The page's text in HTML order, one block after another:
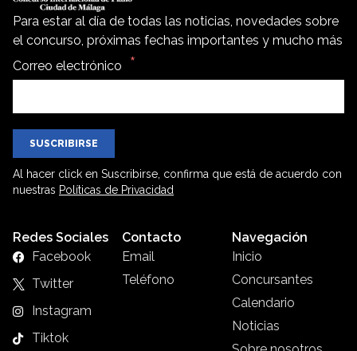
Para estar al día de todas las noticias, novedades sobre
el concurso, próximas fechas importantes y mucho más
Correo electrónico
SUSCRIBIRSE
Al hacer click en Suscribirse, confirma que está de acuerdo con
nuestras Políticas de Privacidad
Redes Sociales
Facebook
Twitter
Instagram
Tiktok
Contacto
Email
Teléfono
Navegación
Inicio
Concursantes
Calendario
Noticias